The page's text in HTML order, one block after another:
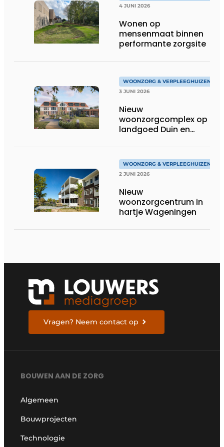
4 JUNI 2026
Wonen op
mensenmaat binnen
performante zorgsite
WOONZORG & VERPLEEGHUIZEN
3 JUNI 2026
Nieuw
woonzorgcomplex op
landgoed Duin en
WOONZORG & VERPLEEGHUIZEN
2 JUNI 2026
Nieuw
woonzorgcentrum in
hartje Wageningen
Vragen? Neem contact op
BOUWEN AAN DE ZORG
Algemeen
Bouwprojecten
Technologie